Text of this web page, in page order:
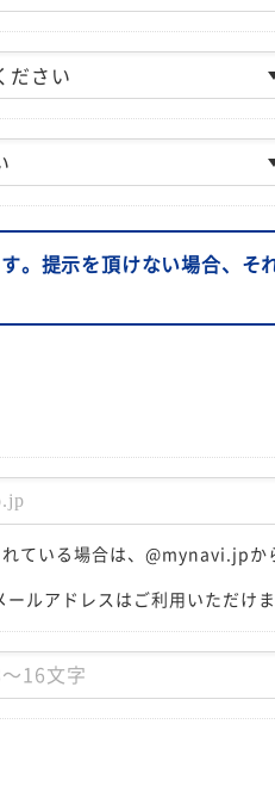
。提示を頂けない場合、そ
れている場合は、@mynavi.jpか
ルアドレスはご利用いただけま